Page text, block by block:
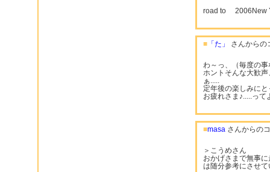
road to 2006New
■ 「た」 さんからの
わ～っ、（毎度の
ホントそんな大歓
ぁ.....
定年後の楽しみに
お疲れさま♪.....っ
■masa さんからの
＞こうめさん
おかげさまで無事
は随分参考にさせ